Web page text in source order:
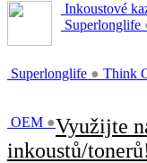
Inkoustové
Superlonglife
Superlonglife ● Think
OEM ●Využijte
inkoustů/